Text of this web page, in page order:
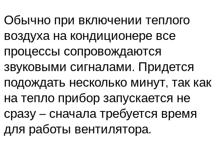
Обычно при включении теплого
воздуха на кондиционере все
процессы сопровождаются
звуковыми сигналами. Придется
подождать несколько минут, так как
на тепло прибор запускается не
сразу – сначала требуется время
для работы вентилятора.